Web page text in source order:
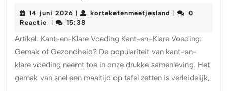
en
van
Kant-
en-
Klare
14 juni 2026 14
juni
| korteketenmeetjesland |
0
Reactie
| 15:38
Artikel: Kant-en-Klare Voeding Kant-en-Klare Voeding:
Gemak of Gezondheid? De populariteit van kant-en-
klare voeding neemt toe in onze drukke samenleving. Het
gemak van snel een maaltijd op tafel zetten is verleidelijk,